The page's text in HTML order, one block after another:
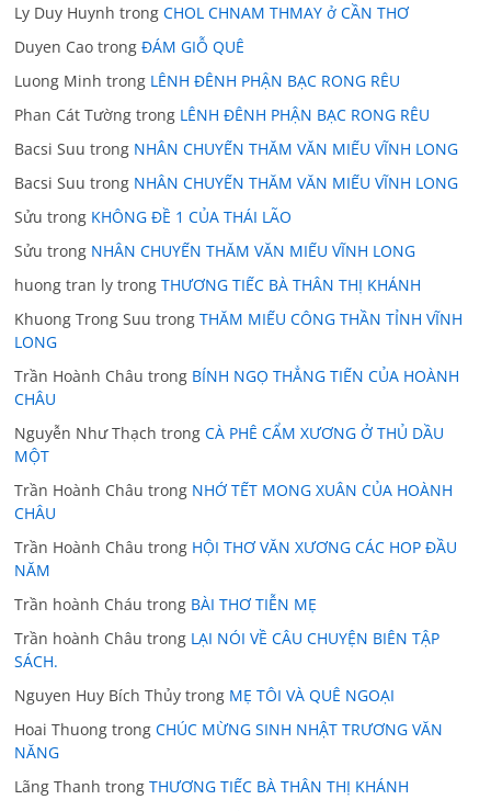
Ly Duy Huynh trongCHOL CHNAM THMAY ở CẦN THƠ
Duyen Cao trongĐÁM GIỖ QUÊ
Luong Minh trong LÊNH ĐÊNH PHẬN BẠC RONG RÊU
Phan Cát Tường trong LÊNH ĐÊNH PHẬN BẠC RONG RÊU
Bacsi Suu trong NHÂN CHUYẾN THĂM VĂN MIẾU VĨNH LONG
Bacsi Suu trong NHÂN CHUYẾN THĂM VĂN MIẾU VĨNH LONG
Sửu trong KHÔNG ĐỀ 1 CỦA THÁI LÃO
Sửu trong NHÂN CHUYẾN THĂM VĂN MIẾU VĨNH LONG
huong tran ly trongTHƯƠNG TIẾC BÀ THÂN THỊ KHÁNH
Khuong Trong Suu trongTHĂM MIẾU CÔNG THẦN TỈNH VĨNH
LONG
Trần Hoành Châu trong BÍNH NGỌ THẲNG TIẾN CỦA HOÀNH
CHÂU
Nguyễn Như Thạch trongCÀ PHÊ CẨM XƯƠNG Ở THỦ DẦU
MỘT
Trần Hoành Châu trong NHỚ TẾT MONG XUÂN CỦA HOÀNH
CHÂU
Trần Hoành Châu trong HỘI THƠ VĂN XƯƠNG CÁC HOP ĐẦU
NĂM
Trần hoành Cháu trong BÀI THƠ TIỄN MẸ
Trần hoành Châu trong LẠI NÓI VỀ CÂU CHUYỆN BIÊN TẬP
SÁCH.
Nguyen Huy Bích Thủy trong MẸ TÔI VÀ QUÊ NGOẠI
Hoai Thuong trongCHÚC MỪNG SINH NHẬT TRƯƠNG VĂN
NĂNG
Lãng Thanh trongTHƯƠNG TIẾC BÀ THÂN THỊ KHÁNH